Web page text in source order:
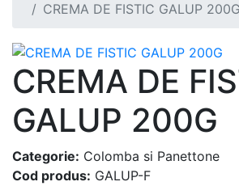
CREMA DE FISTIC GALUP 200G
CREMA DE
GALUP 200G
Categorie: Colomba si Panettone
Cod produs: GALUP-F